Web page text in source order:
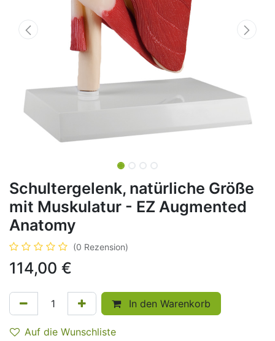
Schultergelenk, natürliche Größe
mit Muskulatur - EZ Augmented
Anatomy
(0 Rezension)
114,00 €
In den Warenkorb
Auf die Wunschliste